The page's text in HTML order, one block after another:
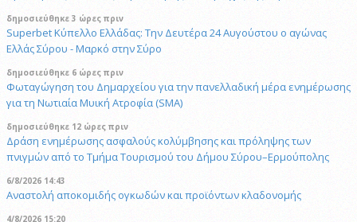
δημοσιεύθηκε 3 ώρες πριν
Superbet Κύπελλο Ελλάδας: Την Δευτέρα 24 Αυγούστου ο αγώνας
Ελλάς Σύρου - Μαρκό στην Σύρο
δημοσιεύθηκε 6 ώρες πριν
Φωταγώγηση του Δημαρχείου για την πανελλαδική μέρα ενημέρωσης
για τη Νωτιαία Μυική Ατροφία (SMA)
δημοσιεύθηκε 12 ώρες πριν
Δράση ενημέρωσης ασφαλούς κολύμβησης και πρόληψης των
πνιγμών από το Τμήμα Τουρισμού του Δήμου Σύρου–Ερμούπολης
6/8/2026 14:43
Αναστολή αποκομιδής ογκωδών και προϊόντων κλαδονομής
4/8/2026 15:20